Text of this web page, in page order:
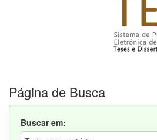
Página de Busca
Buscar em: